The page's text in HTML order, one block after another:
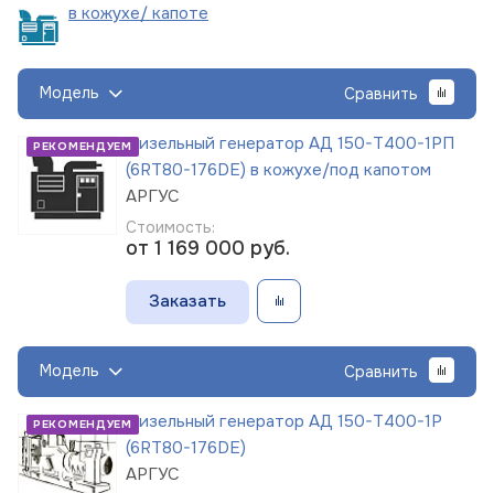
в кожухе/ капоте
Модель Сравнить
РЕКОМЕНДУЕМДизельный генератор АД 150-Т400-1РП
(6RT80-176DE) в кожухе/под капотом
АРГУС
Стоимость:
от 1 169 000 руб.
Заказать
Модель Сравнить
РЕКОМЕНДУЕМДизельный генератор АД 150-Т400-1Р
(6RT80-176DE)
АРГУС